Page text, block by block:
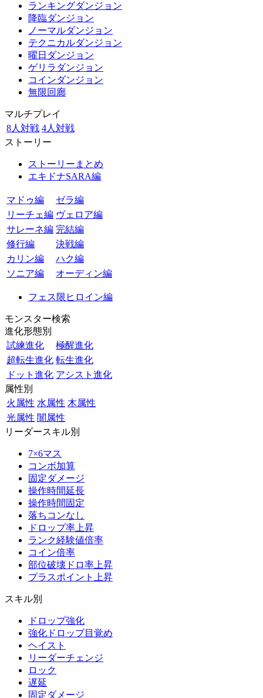
ランキングダンジョン
降臨ダンジョン
ノーマルダンジョン
テクニカルダンジョン
曜日ダンジョン
ゲリラダンジョン
コインダンジョン
無限回廊
マルチプレイ
8人対戦 4人対戦
ストーリー
ストーリーまとめ
エキドナSARA編
マドゥ編
ゼラ編
リーチェ編 ヴェロア編
サレーネ編 完結編
修行編
決戦編
カリン編
ハク編
ソニア編
オーディン編
フェス限ヒロイン編
モンスター検索
進化形態別
試練進化
極醒進化
超転生進化 転生進化
ドット進化 アシスト進化
属性別
火属性 水属性 木属性
光属性 闇属性
リーダースキル別
7×6マス
コンボ加算
固定ダメージ
操作時間延長
操作時間固定
落ちコンなし
ドロップ率上昇
ランク経験値倍率
コイン倍率
部位破壊ドロ率上昇
プラスポイント上昇
スキル別
ドロップ強化
強化ドロップ目覚め
ヘイスト
リーダーチェンジ
ロック
遅延
固定ダメージ